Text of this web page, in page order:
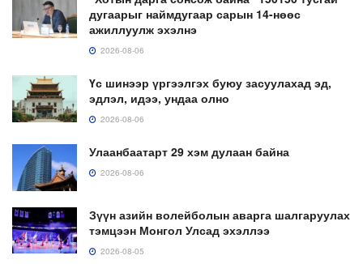
дугаарыг наймдугаар сарын 14-нөөс
ажиллуулж эхэлнэ
2026-08-06
Үс шинээр үргээлгэх буюу засуулахад эд,
эдлэл, идээ, ундаа олно
2026-08-06
Улаанбаатарт 29 хэм дулаан байна
2026-08-06
Зүүн азийн волейболын аварга шалгаруулах
тэмцээн Монгол Улсад эхэллээ
2026-08-05